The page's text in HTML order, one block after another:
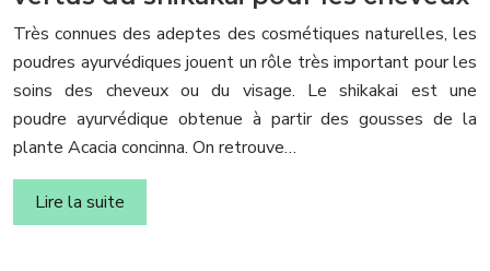
Très connues des adeptes des cosmétiques naturelles, les
poudres ayurvédiques jouent un rôle très important pour les
soins des cheveux ou du visage. Le shikakai est une
poudre ayurvédique obtenue à partir des gousses de la
plante Acacia concinna. On retrouve…
Lire la suite